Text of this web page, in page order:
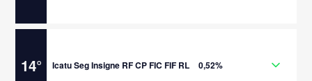
14° Icatu Seg Insigne RF CP FIC FIF RL 0,52%